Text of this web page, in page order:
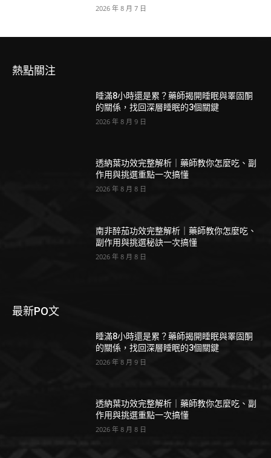
2026 年 8 月 7 日
熱點關注
睡滿8小時還是累？藥師揭開睡眠與睪固酮
的關係，找回深層睡眠的3個關鍵
2026 年 8 月 9 日
透納葉功效完整解析｜藥師教你怎麼吃、副
作用與挑選重點一次搞懂
2026 年 8 月 8 日
南非醉茄功效完整解析｜藥師教你怎麼吃、
副作用與挑選秘訣一次搞懂
2026 年 8 月 8 日
最新PO文
睡滿8小時還是累？藥師揭開睡眠與睪固酮
的關係，找回深層睡眠的3個關鍵
2026 年 8 月 9 日
透納葉功效完整解析｜藥師教你怎麼吃、副
作用與挑選重點一次搞懂
2026 年 8 月 8 日